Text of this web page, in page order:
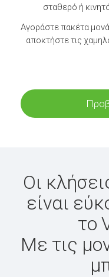
σταθερό ή
Αγοράστε πακέτα
αποκτήστε τις
Οι
είναι
το
Με τις